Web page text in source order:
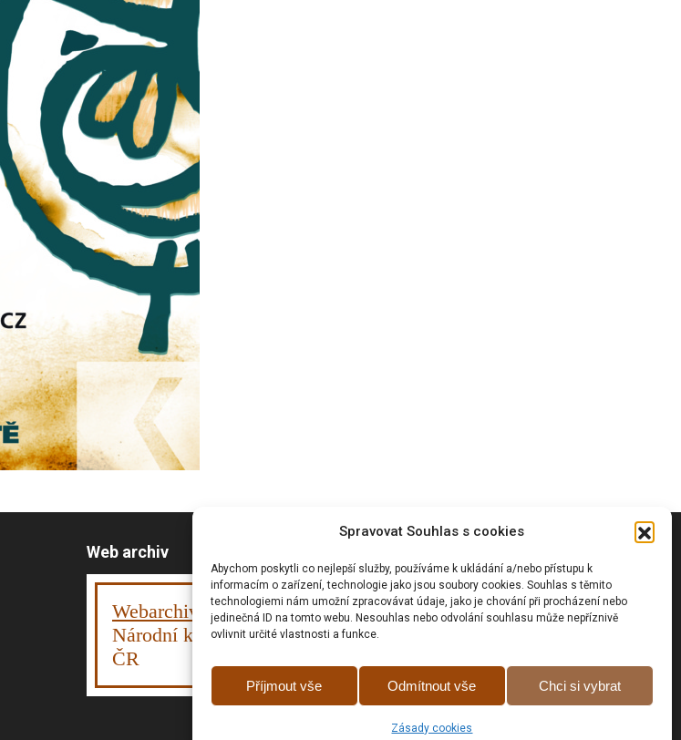
Spravovat Souhlas s cookies
Abychom poskytli co nejlepší služby, používáme k ukládání a/nebo přístupu k
informacím o zařízení, technologie jako jsou soubory cookies. Souhlas s těmito
technologiemi nám umožní zpracovávat údaje, jako je chování při procházení nebo
jedinečná ID na tomto webu. Nesouhlas nebo odvolání souhlasu může nepříznivě
ovlivnit určité vlastnosti a funkce.
Příjmout vše Odmítnout vše Chci si vybrat
Zásady cookies
Web archiv
Webarchiv
ováno
Národní knihovnou
ČR
Prohlášní o přístupnosti
Zásady cookies (EU)